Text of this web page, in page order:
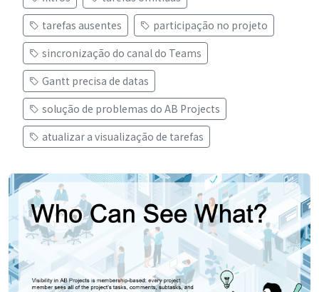
tarefas ausentes
participação no projeto
sincronização do canal do Teams
Gantt precisa de datas
solução de problemas do AB Projects
atualizar a visualização de tarefas